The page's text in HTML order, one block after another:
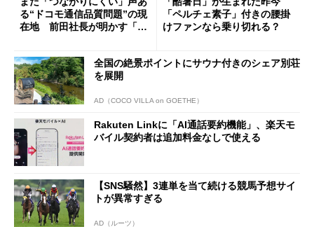
る“ドコモ通信品質問題”の現
在地 前田社長が明かす「道
「ペルチェ素子」付きの腰掛
けファンなら乗り切れる？
全国の絶景ポイントにサウナ付きのシェア別荘
を展開
AD（COCO VILLA on GOETHE）
Rakuten Linkに「AI通話要約機能」、楽天モ
バイル契約者は追加料金なしで使える
【SNS騒然】3連単を当て続ける競馬予想サイ
トが異常すぎる
AD（ルーツ）